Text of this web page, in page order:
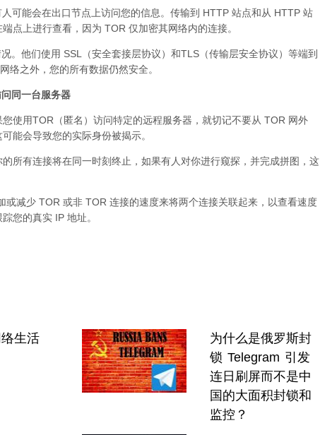
可能会在出口节点上访问您的信息。传输到 HTTP 站点和从 HTTP 站
点上进行查看，因为 TOR 仅加密其网络内的连接。
。他们使用 SSL（安全套接层协议）和TLS（传输层安全协议）等端到
络之外，您的所有数据仍然安全。
同一台服务器
您使用TOR（匿名）访问特定的远程服务器，就切记不要从 TOR 网外
能会导致您的实际身份被揭示。
所有连接将在同一时刻终止，如果有人对你进行窥探，并完成拼图，这
或减少 TOR 或非 TOR 连接的速度来将两个连接关联起来，以查看速度
您的真实 IP 地址。
生活
为什么是俄罗斯封
锁 Telegram 引发
连日刷屏而不是中
国的大面积封锁和
监控？